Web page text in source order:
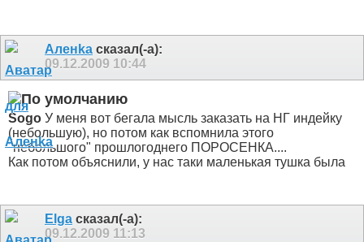
Аленka сказал(-а):
09.12.2009 10:44
Sogo У меня вот бегала мысль заказать на НГ индейку
(небольшую), но потом как вспомнила этого
"небольшого" прошлогоднего ПОРОСЕНКА....
Как потом объяснили, у нас таки маленькая тушка была
Elga сказал(-а):
09.12.2009 11:13